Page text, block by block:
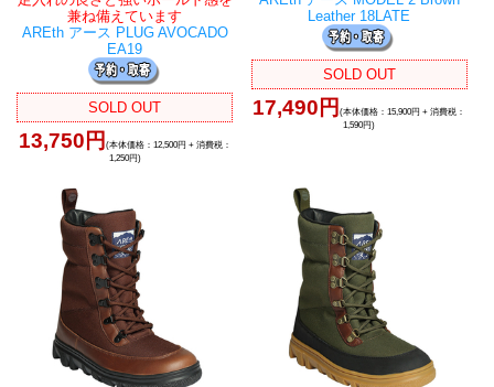
兼ね備えています
AREth アース PLUG AVOCADO
EA19
SOLD OUT
13,750円 (本体価格：12,500円 + 消費税：
1,250円)
Leather 18LATE
SOLD OUT
17,490円(本体価格：15,900円 + 消費税：
1,590円)